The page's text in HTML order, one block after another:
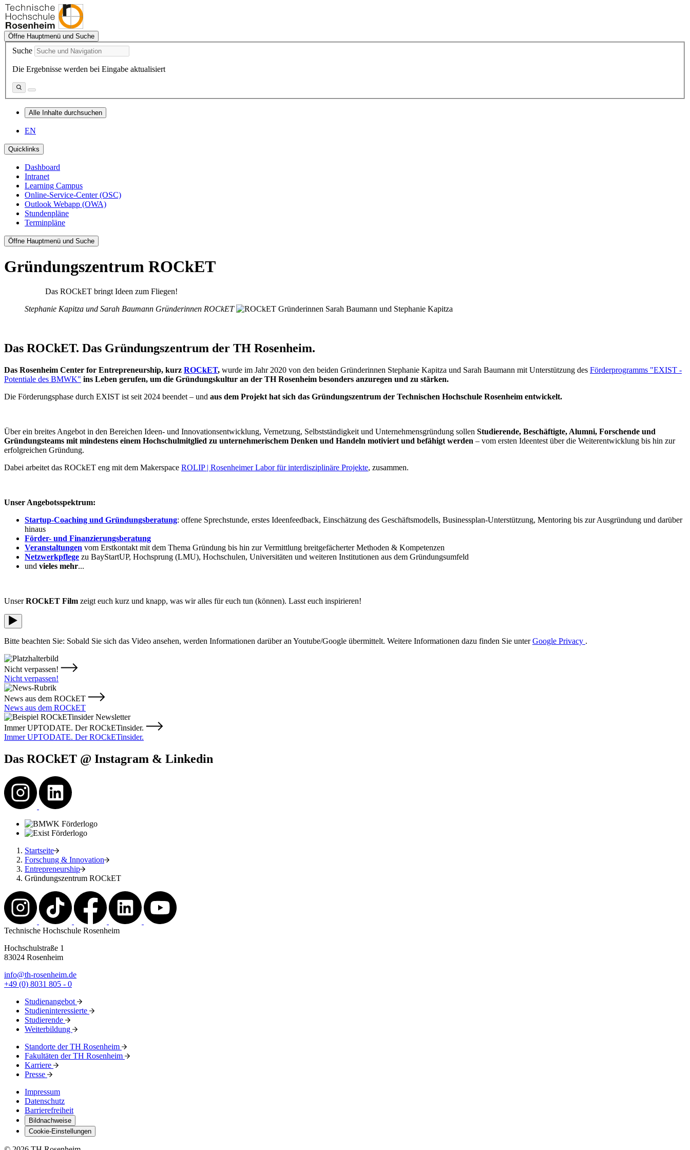
Öffne Hauptmenü und Suche
Suche
Die Ergebnisse werden bei Eingabe aktualisiert
Alle Inhalte durchsuchen
EN
Quicklinks
Dashboard
Intranet
Learning Campus
Online-Service-Center (OSC)
Outlook Webapp (OWA)
Stundenpläne
Terminpläne
Öffne Hauptmenü und Suche
Gründungszentrum ROCkET
Das ROCkET bringt Ideen zum Fliegen!
Stephanie Kapitza und Sarah Baumann Gründerinnen ROCkET
Das ROCkET. Das Gründungszentrum der TH Rosenheim.
Das Rosenheim Center for Entrepreneurship, kurz ROCkET, wurde im Jahr 2020 von den beiden Gründerinnen Stephanie Kapitza und Sarah Baumann mit Unterstützung des Förderprogramms "EXIST -
Potentiale des BMWK" ins Leben gerufen, um die Gründungskultur an der TH Rosenheim besonders anzuregen und zu stärken.
Die Förderungsphase durch EXIST ist seit 2024 beendet – und aus dem Projekt hat sich das Gründungszentrum der Technischen Hochschule Rosenheim entwickelt.
Über ein breites Angebot in den Bereichen Ideen- und Innovationsentwicklung, Vernetzung, Selbstständigkeit und Unternehmensgründung sollen Studierende, Beschäftigte, Alumni, Forschende und
Gründungsteams mit mindestens einem Hochschulmitglied zu unternehmerischem Denken und Handeln motiviert und befähigt werden – vom ersten Ideentest über die Weiterentwicklung bis hin zur
erfolgreichen Gründung.
Dabei arbeitet das ROCkET eng mit dem Makerspace ROLIP | Rosenheimer Labor für interdisziplinäre Projekte, zusammen.
Unser Angebotsspektrum:
Startup-Coaching und Gründungsberatung: offene Sprechstunde, erstes Ideenfeedback, Einschätzung des Geschäftsmodells, Businessplan-Unterstützung, Mentoring bis zur Ausgründung und darüber
hinaus
Förder- und Finanzierungsberatung
Veranstaltungen vom Erstkontakt mit dem Thema Gründung bis hin zur Vermittlung breitgefächerter Methoden & Kompetenzen
Netzwerkpflege zu BayStartUP, Hochsprung (LMU), Hochschulen, Universitäten und weiteren Institutionen aus dem Gründungsumfeld
und vieles mehr...
UnserROCkET Film zeigt euch kurz und knapp, was wir alles für euch tun (können). Lasst euch inspirieren!
Bitte beachten Sie: Sobald Sie sich das Video ansehen, werden Informationen darüber an Youtube/Google übermittelt. Weitere Informationen dazu finden Sie unterGoogle Privacy .
Nicht verpassen!
Nicht verpassen!
News aus dem ROCkET
News aus dem ROCkET
Immer UPTODATE. Der ROCkETinsider.
Immer UPTODATE. Der ROCkETinsider.
Das ROCkET @ Instagram & Linkedin
Startseite
Forschung & Innovation
Entrepreneurship
Gründungszentrum ROCkET
Technische Hochschule Rosenheim
Hochschulstraße 1
83024 Rosenheim
info@th-rosenheim.de
+49 (0) 8031 805 - 0
Studienangebot
Studieninteressierte
Studierende
Weiterbildung
Standorte der TH Rosenheim
Fakultäten der TH Rosenheim
Karriere
Presse
Impressum
Datenschutz
Barrierefreiheit
Bildnachweise
Cookie-Einstellungen